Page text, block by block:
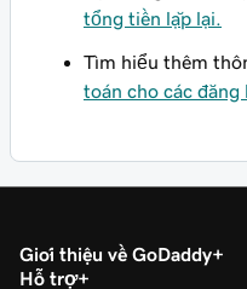
tổng tiền lặp lại.
Tìm hiểu thêm
toán cho các đăng
Giới thiệu về GoDaddy
Hỗ trợ